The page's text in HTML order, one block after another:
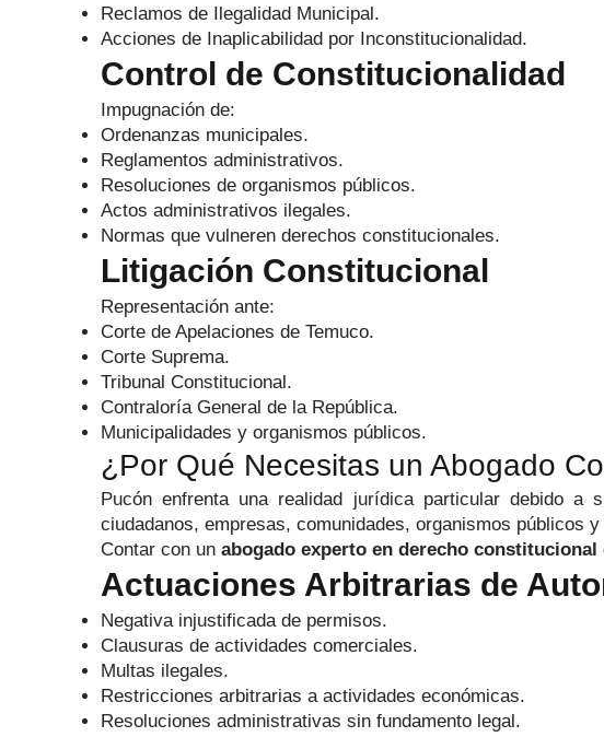
Reclamos de Ilegalidad Municipal.
Acciones de Inaplicabilidad por Inconstitucionalidad.
Control de Constitucionalidad
Impugnación de:
Ordenanzas municipales.
Reglamentos administrativos.
Resoluciones de organismos públicos.
Actos administrativos ilegales.
Normas que vulneren derechos constitucionales.
Litigación Constitucional
Representación ante:
Corte de Apelaciones de Temuco.
Corte Suprema.
Tribunal Constitucional.
Contraloría General de la República.
Municipalidades y organismos públicos.
¿Por Qué Necesitas un Abogado
Pucón enfrenta una realidad jurídica particular debido a
ciudadanos, empresas, comunidades, organismos públicos
Contar con un abogado experto en derecho constitucional
Actuaciones Arbitrarias de
Negativa injustificada de permisos.
Clausuras de actividades comerciales.
Multas ilegales.
Restricciones arbitrarias a actividades económicas.
Resoluciones administrativas sin fundamento legal.